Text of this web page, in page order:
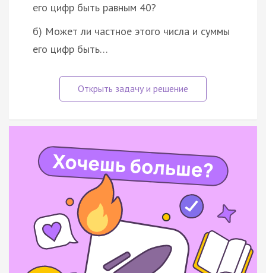
его цифр быть равным 40?
б) Может ли частное этого числа и суммы
его цифр быть…